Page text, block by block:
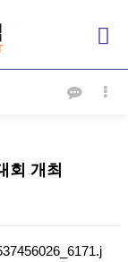
회 개최